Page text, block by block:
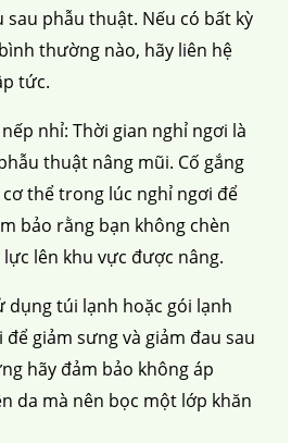
sau phẫu thuật. Nếu có bất kỳ
thường nào, hãy liên hệ
tức.
nhỉ: Thời gian nghỉ ngơi là
thuật nâng mũi. Cố gắng
thể trong lúc nghỉ ngơi để
bảo rằng bạn không chèn
lên khu vực được nâng.
dụng túi lạnh hoặc gói lạnh
giảm sưng và giảm đau sau
hãy đảm bảo không áp
da mà nên bọc một lớp khăn